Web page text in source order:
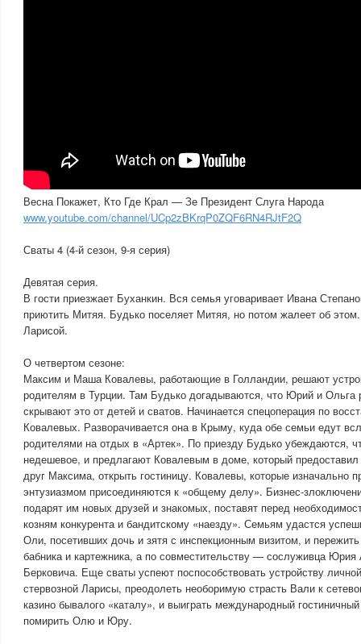
Весна Покажет, Кто Где Крал — Зе Президент Слуга Народа
www.youtube.com/channel/UCp2zBKrqP0ZQF6RN4RJtF2Q
Сваты 4 (4-й сезон, 9-я серия)
Девятая серия.
В гости приезжает Буханкин. Вся семья уговаривает Ивана
приютить Митяя. Будько поселяет Митяя, но потом жалеет об
Ларисой.
О четвертом сезоне:
Максим и Маша Ковалевы, работающие в Голландии, решают
родителям в Турции. Там Будько догадываются, что Юрий и Ольга
скрывают это от детей и сватов. Начинается спецоперация по
Ковалевых. Разворачивается она в Крыму, куда обе семьи едут
родителями на отдых в «Артек». По приезду Будько убеждаются,
недешевое, и предлагают Ковалевым в доме, который предоставил
друг Максима, открыть гостиницу. Ковалевы, которые изначально
энтузиазмом присоединяются к «общему делу». Бизнес-
подарят им новых друзей и знакомых, поставят перед
козням конкурента и бандитскому «наезду». Семьям удастся
Оли, посетивших дочь и зятя с инспекционным визитом, и
бабника и картежника, а по совместительству — сослуживца
Берковича. Еще сваты успеют поспособствовать устройству
стервозной Ларисы, преодолеть необоримую страсть Вали к
казино бывалого «каталу», и выиграть международный
помирить Олю и Юру.